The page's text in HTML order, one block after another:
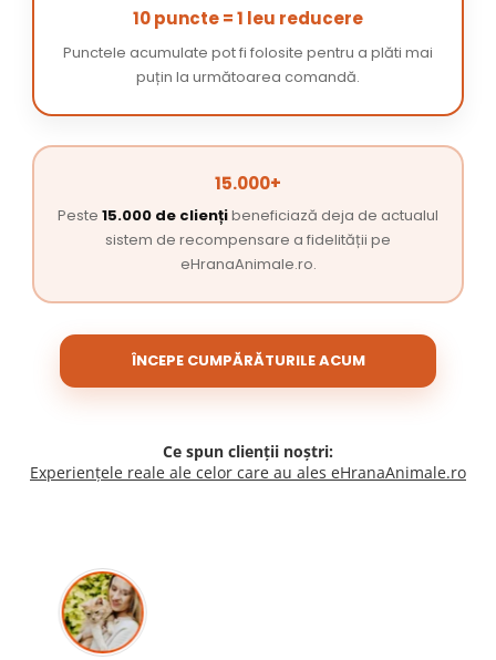
10 puncte = 1 leu reducere
Punctele acumulate pot fi folosite pentru a plăti mai
puțin la următoarea comandă.
15.000+
Peste 15.000 de cliențibeneficiază deja de actualul
sistem de recompensare a fidelității pe
eHranaAnimale.ro.
ÎNCEPE CUMPĂRĂTURILE ACUM
Ce spun clienții noștri:
Experiențele reale ale celor care au ales eHranaAnimale.ro